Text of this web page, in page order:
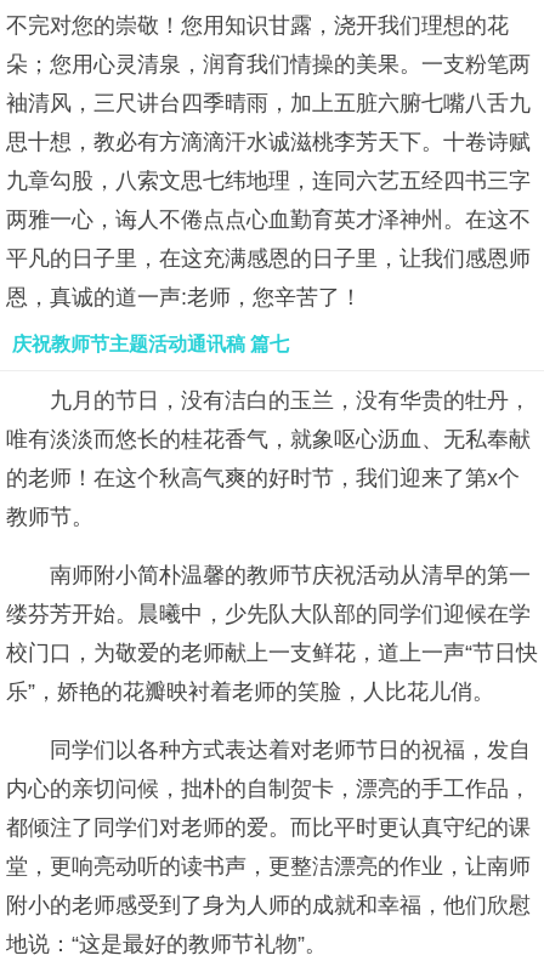
不完对您的崇敬！您用知识甘露，浇开我们理想的花
朵；您用心灵清泉，润育我们情操的美果。一支粉笔两
袖清风，三尺讲台四季晴雨，加上五脏六腑七嘴八舌九
思十想，教必有方滴滴汗水诚滋桃李芳天下。十卷诗赋
九章勾股，八索文思七纬地理，连同六艺五经四书三字
两雅一心，诲人不倦点点心血勤育英才泽神州。在这不
平凡的日子里，在这充满感恩的日子里，让我们感恩师
恩，真诚的道一声:老师，您辛苦了！
庆祝教师节主题活动通讯稿 篇七
九月的节日，没有洁白的玉兰，没有华贵的牡丹，
唯有淡淡而悠长的桂花香气，就象呕心沥血、无私奉献
的老师！在这个秋高气爽的好时节，我们迎来了第x个
教师节。
南师附小简朴温馨的教师节庆祝活动从清早的第一
缕芬芳开始。晨曦中，少先队大队部的同学们迎候在学
校门口，为敬爱的老师献上一支鲜花，道上一声“节日快
乐”，娇艳的花瓣映衬着老师的笑脸，人比花儿俏。
同学们以各种方式表达着对老师节日的祝福，发自
内心的亲切问候，拙朴的自制贺卡，漂亮的手工作品，
都倾注了同学们对老师的爱。而比平时更认真守纪的课
堂，更响亮动听的读书声，更整洁漂亮的作业，让南师
附小的老师感受到了身为人师的成就和幸福，他们欣慰
地说：“这是最好的教师节礼物”。